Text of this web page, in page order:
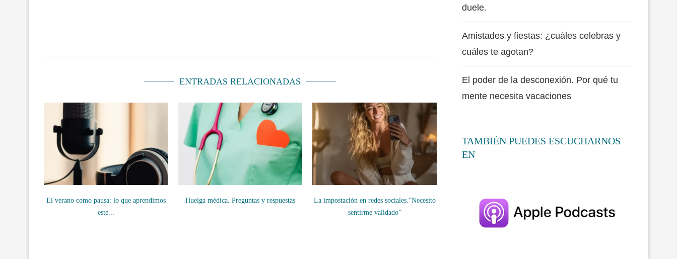
ENTRADAS RELACIONADAS
El verano como pausa: lo que aprendimos
este...
Huelga médica. Preguntas y respuestas
La impostación en redes sociales.”Necesito
sentirme validado”
duele.
Amistades y fiestas: ¿cuáles celebras y
cuáles te agotan?
El poder de la desconexión. Por qué tu
mente necesita vacaciones
TAMBIÉN PUEDES ESCUCHARNOS
EN